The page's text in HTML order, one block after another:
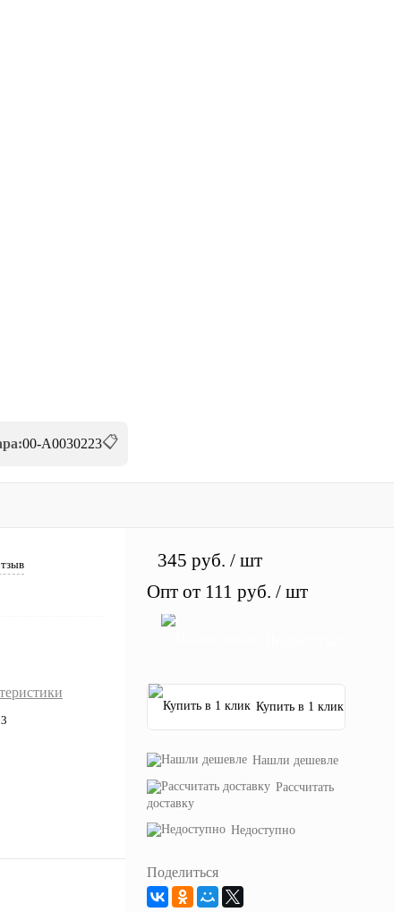
00-А0030223📋
345 руб. / шт
Опт от 111 руб. / шт
Купить в 1 клик
Нашли дешевле
Рассчитать
доставку
Недоступно
Поделиться